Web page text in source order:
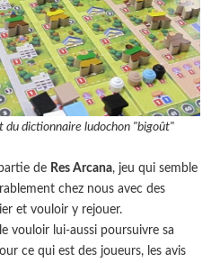
du dictionnaire ludochon "bigoût"
de Res Arcana, jeu qui semble
chez nous avec des
et vouloir y rejouer.
vouloir lui-aussi poursuivre sa
ce qui est des joueurs, les avis